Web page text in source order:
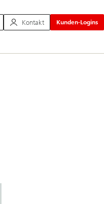
Kontakt Kunden-Logins